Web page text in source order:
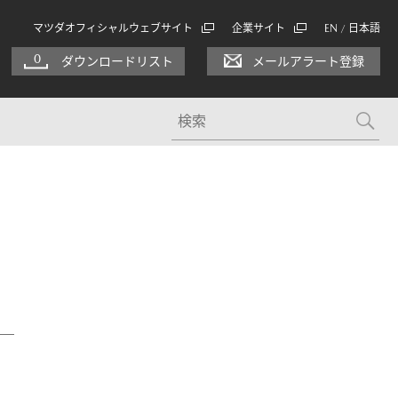
マツダオフィシャルウェブサイト 企業サイト EN / 日本語
0 ダウンロードリスト メールアラート登録